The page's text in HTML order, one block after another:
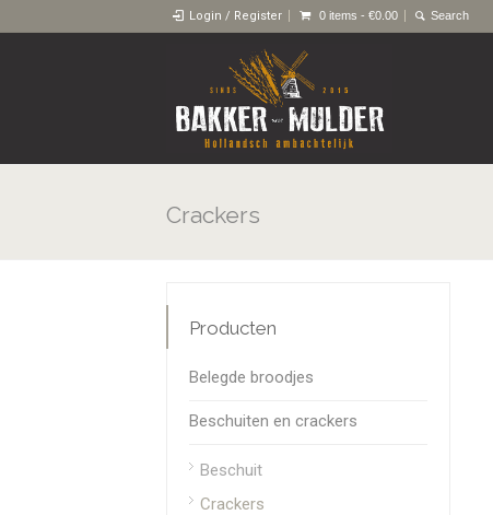
Login / Register 0 items - €0.00
Crackers
Producten
Belegde broodjes
Beschuiten en crackers
Beschuit
Crackers